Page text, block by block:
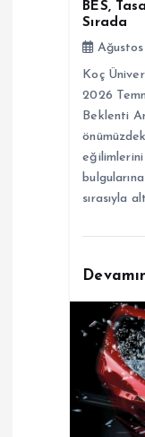
BES,
Sırada
Koç
2026
Beklenti
sırasıyla